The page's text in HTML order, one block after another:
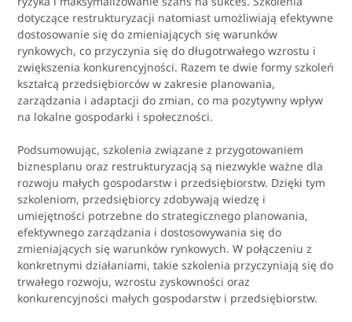
dotyczące restrukturyzacji natomiast umożliwiają efektywne
dostosowanie się do zmieniających się warunków
rynkowych, co przyczynia się do długotrwałego wzrostu i
zwiększenia konkurencyjności. Razem te dwie formy szkoleń
kształcą przedsiębiorców w zakresie planowania,
zarządzania i adaptacji do zmian, co ma pozytywny wpływ
na lokalne gospodarki i społeczności.
Podsumowując, szkolenia związane z przygotowaniem
biznesplanu oraz restrukturyzacją są niezwykle ważne dla
rozwoju małych gospodarstw i przedsiębiorstw. Dzięki tym
szkoleniom, przedsiębiorcy zdobywają wiedzę i
umiejętności potrzebne do strategicznego planowania,
efektywnego zarządzania i dostosowywania się do
zmieniających się warunków rynkowych. W połączeniu z
konkretnymi działaniami, takie szkolenia przyczyniają się do
trwałego rozwoju, wzrostu zyskowności oraz
konkurencyjności małych gospodarstw i przedsiębiorstw.